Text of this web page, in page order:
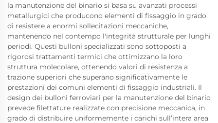
la manutenzione del binario si basa su avanzati processi
metallurgici che producono elementi di fissaggio in grado
di resistere a enormi sollecitazioni meccaniche,
mantenendo nel contempo l'integrità strutturale per lunghi
periodi. Questi bulloni specializzati sono sottoposti a
rigorosi trattamenti termici che ottimizzano la loro
struttura molecolare, ottenendo valori di resistenza a
trazione superiori che superano significativamente le
prestazioni dei comuni elementi di fissaggio industriali. Il
design dei bulloni ferroviari per la manutenzione del binario
prevede filettature realizzate con precisione meccanica, in
grado di distribuire uniformemente i carichi sull’intera area